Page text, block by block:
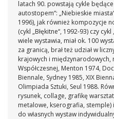
latach 90. powstają cykle
autostopem“: „Niebieskie
1996), jak również kompozycje
(cykl „Błękitne“, 1992-93) czy
wiele wystawia, miał ok. 100
za granicą, brał też udział w
krajowych i międzynarodowych,
Współczesnej, Menton 1974,
Biennale, Sydney 1985, XIX
Olimpiada Sztuki, Seul 1988.
rysunek, collage, grafikę
metalowe, kserografia,
do własnych wystaw